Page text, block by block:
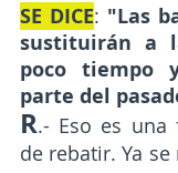
SE DICE: "Las
sustituirán a
poco tiempo
parte del
R.- Eso es una
de rebatir. Ya